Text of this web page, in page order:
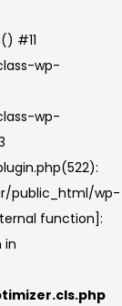
#11
wp-
wp-
public_html/wp-
function]:
in